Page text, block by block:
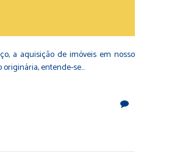
a aquisição de imóveis em nosso
entende-se…